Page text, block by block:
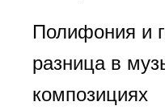
Полифония и
разница в
композициях